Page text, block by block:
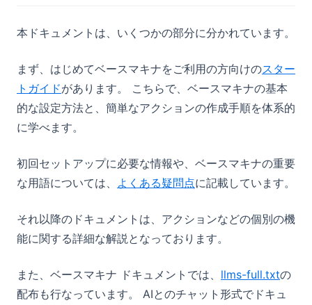
本ドキュメントは、いくつかの部分に分かれています。
まず、はじめてベースマキナをご利用の方向けのスター
トガイドがあります。 こちらで、ベースマキナの基本
的な設定方法と、簡単なアクションの作成手順を体系的
に学べます。
初回セットアップに必要な情報や、ベースマキナの重要
な用語については、 よくある疑問点に記載しています。
それ以降のドキュメントは、アクションなどの個別の機
能に関する詳細な解説となっております。
また、ベースマキナ ドキュメントでは、 llms-full.txtの
配布も行なっています。 AIとのチャット形式でドキュ